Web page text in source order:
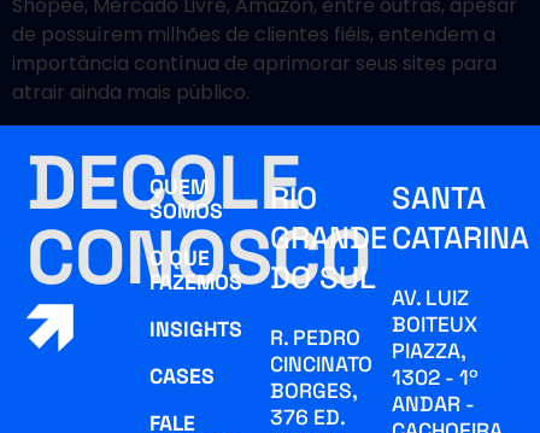
Shopee, Mercado Livre, Amazon, entre outras, apesar
de possuírem milhões de clientes fiéis, entendem a
importância contínua de aprimorar seus sites para
atrair ainda mais público.
DECOLE
CONOSCO
QUEM
SOMOS
O QUE
FAZEMOS
INSIGHTS
CASES
FALE
RIO
GRANDE
DO SUL
R. PEDRO
CINCINATO
BORGES,
376 ED.
SANTA
CATARINA
AV. LUIZ
BOITEUX
PIAZZA,
1302 - 1º
ANDAR -